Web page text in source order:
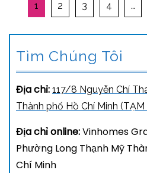
1 2 3 4 …
Tìm Chúng Tôi
Địa chỉ: 117/8 Nguyễn Chí
Thành phố Hồ Chí Minh
Địa chỉ online:Vinhomes
Phường Long Thạnh Mỹ
Chí Minh